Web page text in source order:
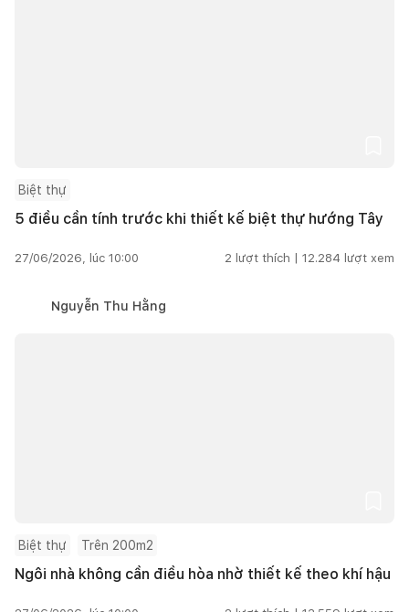
Biệt thự
5 điều cần tính trước khi thiết kế biệt thự hướng Tây
27/06/2026, lúc 10:00 2 lượt thích | 12.284 lượt xem
Nguyễn Thu Hằng
Biệt thự Trên 200m2
Ngôi nhà không cần điều hòa nhờ thiết kế theo khí hậu